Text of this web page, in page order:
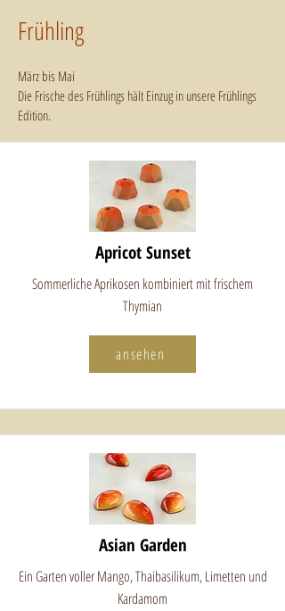
Frühling
März bis Mai
Die Frische des Frühlings hält Einzug in unsere Frühlings
Edition.
Apricot Sunset
Sommerliche Aprikosen kombiniert mit frischem
Thymian
ansehen
Asian Garden
Ein Garten voller Mango, Thaibasilikum, Limetten und
Kardamom